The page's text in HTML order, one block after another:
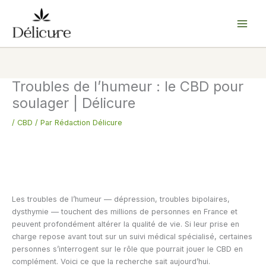
contenu
Troubles de l’humeur : le CBD pour
soulager | Délicure
/ CBD / Par Rédaction Délicure
Les troubles de l’humeur — dépression, troubles bipolaires,
dysthymie — touchent des millions de personnes en France et
peuvent profondément altérer la qualité de vie. Si leur prise en
charge repose avant tout sur un suivi médical spécialisé, certaines
personnes s’interrogent sur le rôle que pourrait jouer le CBD en
complément. Voici ce que la recherche sait aujourd’hui.